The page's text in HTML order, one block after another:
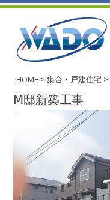
HOME >集合・戸建住宅 >
Ⅿ邸新築工事